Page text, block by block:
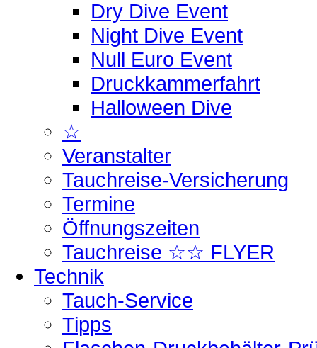
Dry Dive Event
Night Dive Event
Null Euro Event
Druckkammerfahrt
Halloween Dive
☆
Veranstalter
Tauchreise-Versicherung
Termine
Öffnungszeiten
Tauchreise ☆☆ FLYER
Technik
Tauch-Service
Tipps